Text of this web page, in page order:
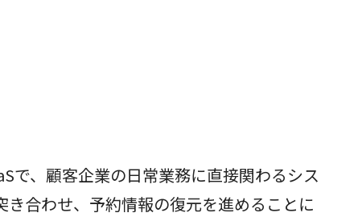
で、顧客企業の日常業務に直接関わるシス
合わせ、予約情報の復元を進めることに